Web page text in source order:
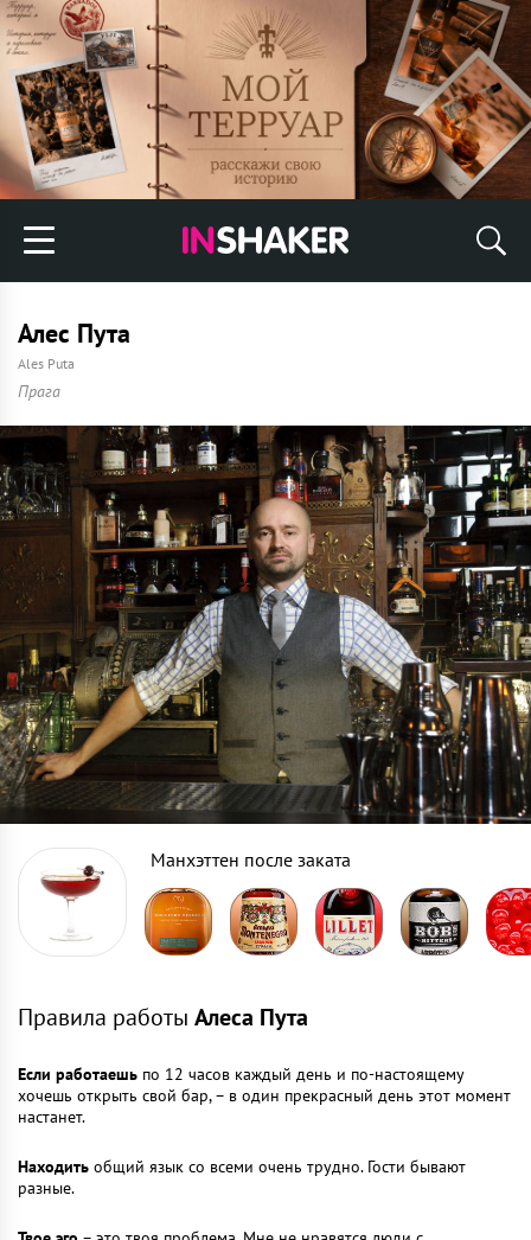
Алес Пута
Ales Puta
Прага
Манхэттен после заката
Правила работы Алеса Пута
Если работаешь по 12 часов каждый день и по-настоящему
хочешь открыть свой бар, – в один прекрасный день этот момент
настанет.
Находить общий язык со всеми очень трудно. Гости бывают
разные.